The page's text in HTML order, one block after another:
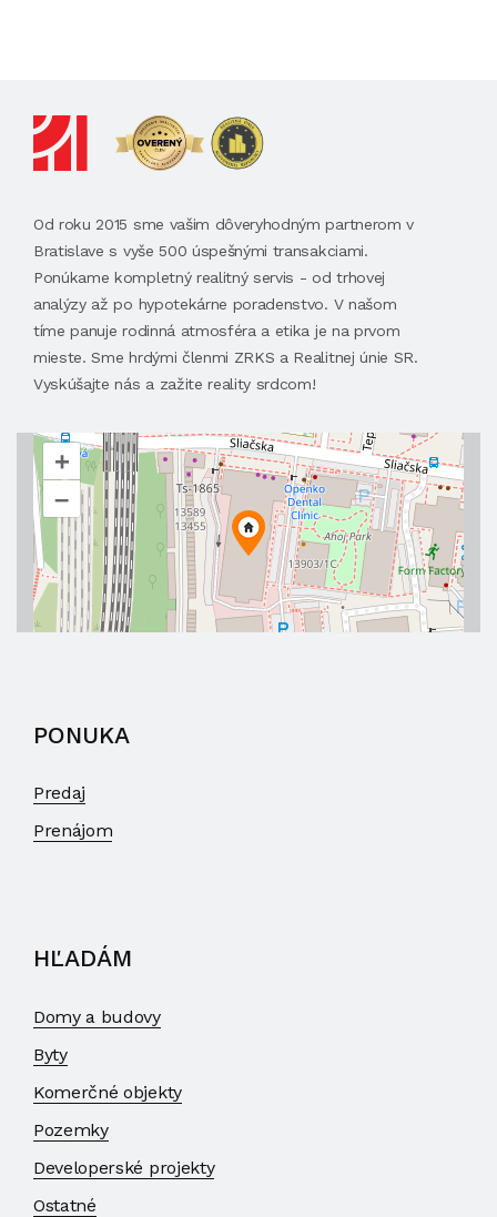
Od roku 2015 sme vašim dôveryhodným partnerom v
Bratislave s vyše 500 úspešnými transakciami.
Ponúkame kompletný realitný servis - od trhovej
analýzy až po hypotekárne poradenstvo. V našom
tíme panuje rodinná atmosféra a etika je na prvom
mieste. Sme hrdými členmi ZRKS a Realitnej únie SR.
Vyskúšajte nás a zažite reality srdcom!
+
–
PONUKA
Predaj
Prenájom
HĽADÁM
Domy a budovy
Byty
Komerčné objekty
Pozemky
Developerské projekty
Ostatné